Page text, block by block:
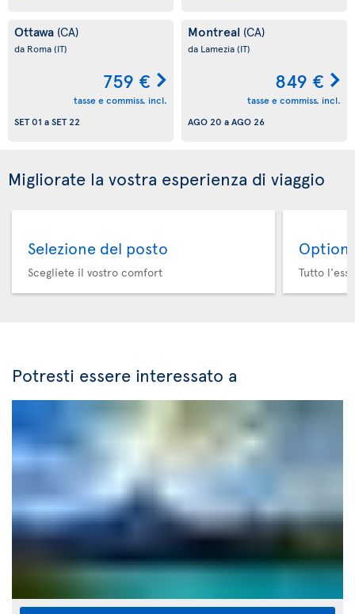
Ottawa (CA)
da Roma(IT)
759 €
tasse e commiss. incl.
SET 01 aSET 22
Montreal (CA)
da Lamezia(IT)
849 €
tasse e commiss. incl.
AGO 20 aAGO 26
Migliorate la vostra esperienza di viaggio
Selezione del posto
Scegliete il vostro comfort
Option
Tutto
Potresti essere interessato a